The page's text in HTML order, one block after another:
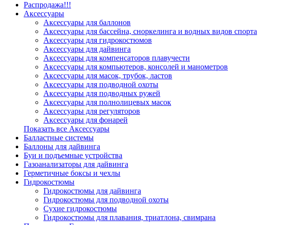
Распродажа!!!
Аксессуары
Аксессуары для баллонов
Аксессуары для бассейна, сноркелинга и водных видов спорта
Аксессуары для гидрокостюмов
Аксессуары для дайвинга
Аксессуары для компенсаторов плавучести
Аксессуары для компьютеров, консолей и манометров
Аксессуары для масок, трубок, ластов
Аксессуары для подводной охоты
Аксессуары для подводных ружей
Аксессуары для полнолицевых масок
Аксессуары для регуляторов
Аксессуары для фонарей
Показать все Аксессуары
Балластные системы
Баллоны для дайвинга
Буи и подъемные устройства
Газоанализаторы для дайвинга
Герметичные боксы и чехлы
Гидрокостюмы
Гидрокостюмы для дайвинга
Гидрокостюмы для подводной охоты
Сухие гидрокостюмы
Гидрокостюмы для плавания, триатлона, свимрана